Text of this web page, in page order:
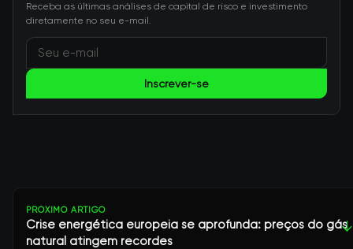
Receba as últimas análises de capital de risco e investimento
diretamente no seu e-mail.
Inscrever-se
PRÓXIMO ARTIGO
Crise energética europeia se aprofunda: preços do gás
natural atingem recordes
↓